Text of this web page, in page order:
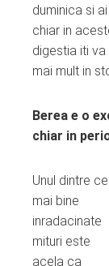
duminica si
chiar in
digestia iti
mai mult in
Berea e o
chiar in
Unul dintre cel
mai bine
inradacinate
mituri este
acela ca